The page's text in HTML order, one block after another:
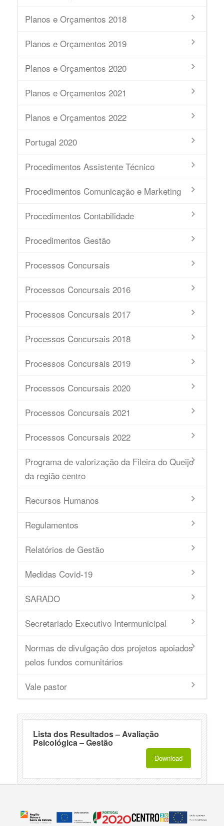
Planos e Orçamentos 2018
Planos e Orçamentos 2019
Planos e Orçamentos 2020
Planos e Orçamentos 2021
Planos e Orçamentos 2022
Portugal 2020
Procedimentos Assistente Técnico
Procedimentos Comunicação e Marketing
Procedimentos Contabilidade
Procedimentos Gestão
Processos Concursais
Processos Concursais 2016
Processos Concursais 2017
Processos Concursais 2018
Processos Concursais 2019
Processos Concursais 2020
Processos Concursais 2021
Processos Concursais 2022
Programa de valorização da Fileira do Queijo
da região centro
Recursos Humanos
Regulamentos
Relatórios de Gestão
Medidas Covid-19
SARADO
Secretariado Executivo Intermunicipal
Normas de divulgação dos projetos apoiados
pelos fundos comunitários
Vale pastor
Lista dos Resultados – Avaliação
Psicológica – Gestão
Download